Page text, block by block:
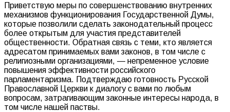
Приветствую меры по совершенствованию внутренних
механизмов функционирования Государственной Думы,
которые позволили сделать законодательный процесс
более открытым для участия представителей
общественности. Обратная связь с теми, кто является
адресатом принимаемых вами законов, в том числе с
религиозными организациями, — непременное условие
повышения эффективности российского
парламентаризма. Подтверждаю готовность Русской
Православной Церкви к диалогу с вами по любым
вопросам, затрагивающим законные интересы народа, в
том числе нашей паствы.